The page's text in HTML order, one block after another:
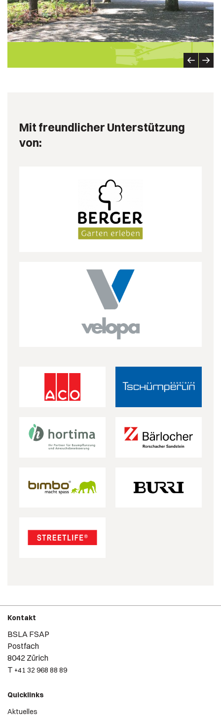
Mit freundlicher Unterstützung
von:
Kontakt
BSLA FSAP
Postfach
8042 Zürich
T +41 32 968 88 89
Quicklinks
Aktuelles